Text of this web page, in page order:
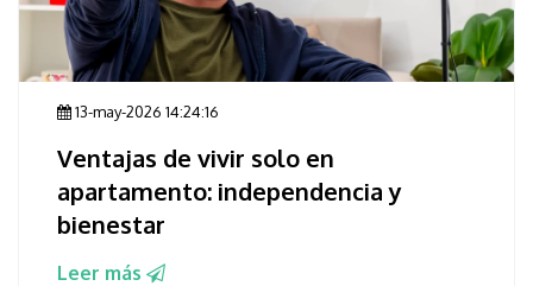
13-may-2026 14:24:16
Ventajas de vivir solo en
apartamento: independencia y
bienestar
Leer más